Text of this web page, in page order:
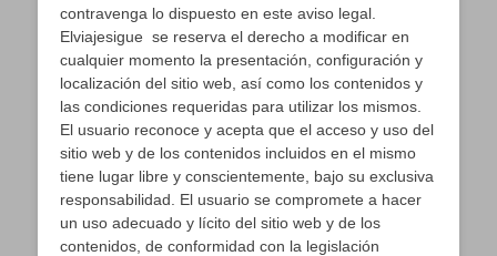
contravenga lo dispuesto en este aviso legal.
Elviajesigue se reserva el derecho a modificar en
cualquier momento la presentación, configuración y
localización del sitio web, así como los contenidos y
las condiciones requeridas para utilizar los mismos.
El usuario reconoce y acepta que el acceso y uso del
sitio web y de los contenidos incluidos en el mismo
tiene lugar libre y conscientemente, bajo su exclusiva
responsabilidad. El usuario se compromete a hacer
un uso adecuado y lícito del sitio web y de los
contenidos, de conformidad con la legislación